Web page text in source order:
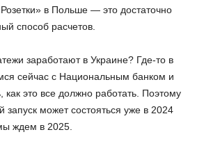
в Польше — это достаточно
способ расчетов.
заработают в Украине? Где-то в
сейчас с Национальным банком и
как это все должно работать. Поэтому
запуск может состояться уже в 2024
ждем в 2025.